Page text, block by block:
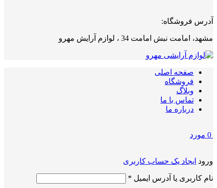
آدرس فروشگاه:
مشهد، امامت نبش امامت 34 ، لوازم آرایش مهرو
صفحه اصلی
فروشگاه
وبلاگ
تماس با ما
درباره ما
0 مورد
ورود ایجاد یک حساب کاربری
نام کاربری یا آدرس ایمیل *